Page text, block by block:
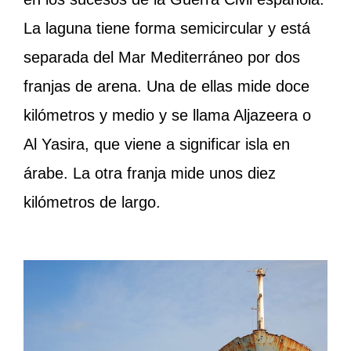
La laguna tiene forma semicircular y está
separada del Mar Mediterráneo por dos
franjas de arena. Una de ellas mide doce
kilómetros y medio y se llama Aljazeera o
Al Yasira, que viene a significar isla en
árabe. La otra franja mide unos diez
kilómetros de largo.